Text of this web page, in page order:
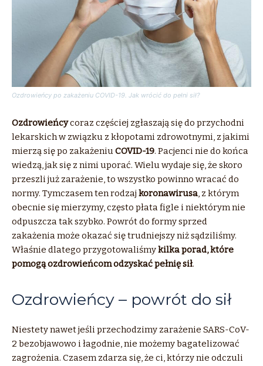
Ozdrowieńcy po zakażeniu COVID-19. Jak wrócić do pełni sił?
Ozdrowieńcycoraz częściej zgłaszają się do przychodni
lekarskich w związku z kłopotami zdrowotnymi, z jakimi
mierzą się po zakażeniuCOVID-19. Pacjenci nie do końca
wiedzą, jak się z nimi uporać. Wielu wydaje się, że skoro
przeszli już zarażenie, to wszystko powinno wracać do
normy. Tymczasem ten rodzaj koronawirusa, z którym
obecnie się mierzymy, często płata figle i niektórym nie
odpuszcza tak szybko. Powrót do formy sprzed
zakażenia może okazać się trudniejszy niż sądziliśmy.
Właśnie dlatego przygotowaliśmykilka porad, które
pomogą ozdrowieńcom odzyskać pełnię sił.
Ozdrowieńcy – powrót do sił
Niestety nawet jeśli przechodzimy zarażenie SARS-CoV-
2 bezobjawowo i łagodnie, nie możemy bagatelizować
zagrożenia. Czasem zdarza się, że ci, którzy nie odczuli